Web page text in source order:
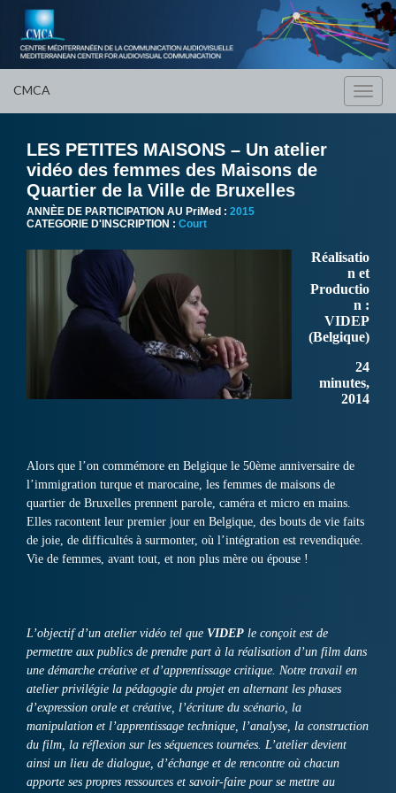
CMCA
LES PETITES MAISONS – Un atelier
vidéo des femmes des Maisons de
Quartier de la Ville de Bruxelles
ANNÈE DE PARTICIPATION AU PriMed : 2015
CATEGORIE D'INSCRIPTION : Court
Réalisatio
n et
Productio
n :
VIDEP
(Belgique)
24
minutes,
2014
Alors que l’on commémore en Belgique le 50ème anniversaire de
l’immigration turque et marocaine, les femmes de maisons de
quartier de Bruxelles prennent parole, caméra et micro en mains.
Elles racontent leur premier jour en Belgique, des bouts de vie faits
de joie, de difficultés à surmonter, où l’intégration est revendiquée.
Vie de femmes, avant tout, et non plus mère ou épouse !
L’objectif d’un atelier vidéo tel que VIDEP le conçoit est de
permettre aux publics de prendre part à la réalisation d’un film dans
une démarche créative et d’apprentissage critique. Notre travail en
atelier privilégie la pédagogie du projet en alternant les phases
d’expression orale et créative, l’écriture du scénario, la
manipulation et l’apprentissage technique, l’analyse, la construction
du film, la réflexion sur les séquences tournées. L’atelier devient
ainsi un lieu de dialogue, d’échange et de rencontre où chacun
apporte ses propres ressources et savoir-faire pour se mettre au